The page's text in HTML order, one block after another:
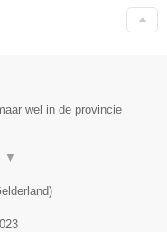
wel in de provincie
▼
)